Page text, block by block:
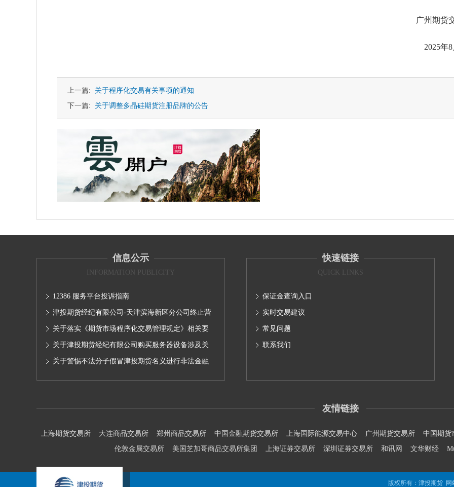
广州期货
2025年8
上一篇: 关于程序化交易有关事项的通知
下一篇: 关于调整多晶硅期货注册品牌的公告
信息公示
INFORMATION PUBLICITY
12386 服务平台投诉指南
津投期货经纪有限公司-天津滨海新区分公司终止营
业的公告
关于落实《期货市场程序化交易管理规定》相关要
求,无限易终端版本调整及客户通知
关于津投期货经纪有限公司购买服务器设备涉及关
联交易情况的公示
关于警惕不法分子假冒津投期货名义进行非法金融
快速链接
QUICK LINKS
保证金查询入口
实时交易建议
常见问题
联系我们
友情链接
上海期货交易所 大连商品交易所 郑州商品交易所 中国金融期货交易所 上海国际能源交易中心 广州期货交易所 中国期货
伦敦金属交易所
美国芝加哥商品交易所集团 上海证券交易所 深圳证券交易所 和讯网 文华财经
版权所有：津投期货 网